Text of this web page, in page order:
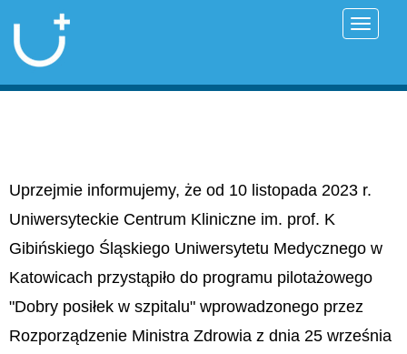
Uprzejmie informujemy, że od 10 listopada 2023 r.
Uniwersyteckie Centrum Kliniczne im. prof. K
Gibińskiego Śląskiego Uniwersytetu Medycznego w
Katowicach przystąpiło do programu pilotażowego
"Dobry posiłek w szpitalu" wprowadzonego przez
Rozporządzenie Ministra Zdrowia z dnia 25 września